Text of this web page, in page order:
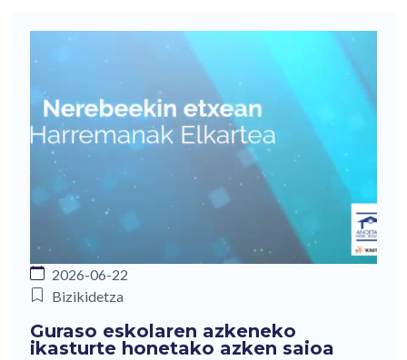
2026-06-22
Bizikidetza
Guraso eskolaren azkeneko
ikasturte honetako azken saioa